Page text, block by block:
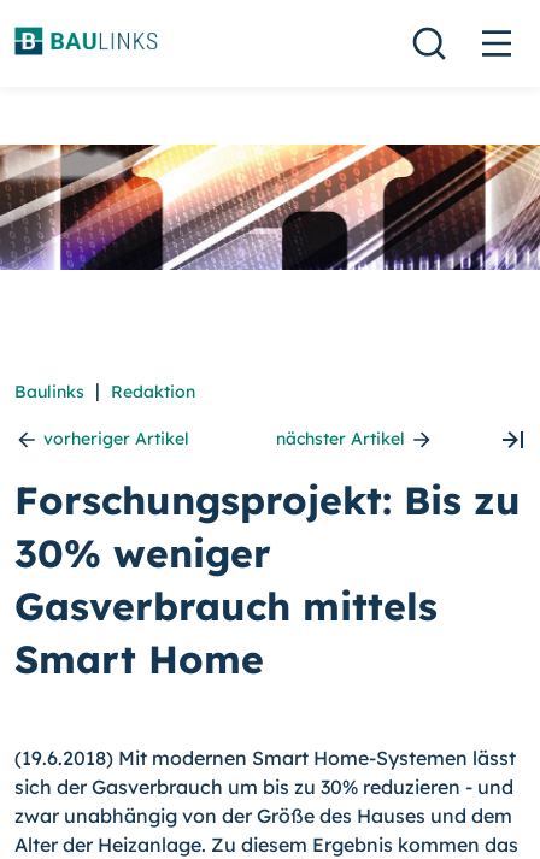
Baulinks | Redaktion
vorheriger Artikel nächster Artikel
Forschungsprojekt: Bis zu
30% weniger
Gasverbrauch mittels
Smart Home
(19.6.2018) Mit modernen Smart Home-Systemen lässt
sich der Gasverbrauch um bis zu 30% reduzieren - und
zwar unabhängig von der Größe des Hauses und dem
Alter der Heizanlage. Zu diesem Ergebnis kommen das